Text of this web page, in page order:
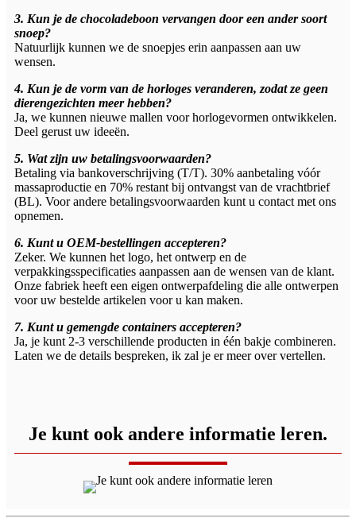
3. Kun je de chocoladeboon vervangen door een ander soort
snoep?
Natuurlijk kunnen we de snoepjes erin aanpassen aan uw
wensen.
4. Kun je de vorm van de horloges veranderen, zodat ze geen
dierengezichten meer hebben?
Ja, we kunnen nieuwe mallen voor horlogevormen ontwikkelen.
Deel gerust uw ideeën.
5. Wat zijn uw betalingsvoorwaarden?
Betaling via bankoverschrijving (T/T). 30% aanbetaling vóór
massaproductie en 70% restant bij ontvangst van de vrachtbrief
(BL). Voor andere betalingsvoorwaarden kunt u contact met ons
opnemen.
6. Kunt u OEM-bestellingen accepteren?
Zeker. We kunnen het logo, het ontwerp en de
verpakkingsspecificaties aanpassen aan de wensen van de klant.
Onze fabriek heeft een eigen ontwerpafdeling die alle ontwerpen
voor uw bestelde artikelen voor u kan maken.
7. Kunt u gemengde containers accepteren?
Ja, je kunt 2-3 verschillende producten in één bakje combineren.
Laten we de details bespreken, ik zal je er meer over vertellen.
Je kunt ook andere informatie leren.